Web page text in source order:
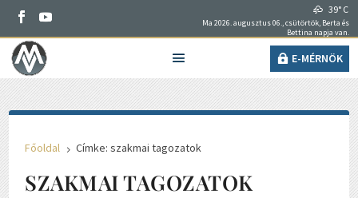
39° C
Ma 2026. augusztus 06., csütörtök, Berta és
Bettina napja van.
E-MÉRNÖK
Főoldal 5 Címke: szakmai tagozatok
SZAKMAI TAGOZATOK